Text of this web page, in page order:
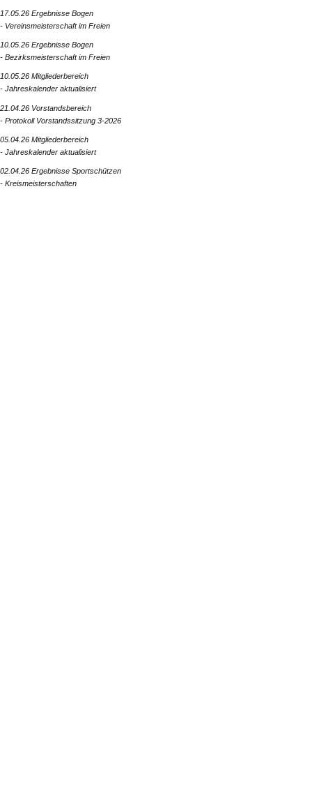
17.05.26 Ergebnisse Bogen
- Vereinsmeisterschaft im Freien
10.05.26 Ergebnisse Bogen
- Bezirksmeisterschaft im Freien
10.05.26 Mitgliederbereich
- Jahreskalender aktualisiert
21.04.26 Vorstandsbereich
- Protokoll Vorstandssitzung 3-2026
05.04.26 Mitgliederbereich
- Jahreskalender aktualisiert
02.04.26 Ergebnisse Sportschützen
- Kreismeisterschaften